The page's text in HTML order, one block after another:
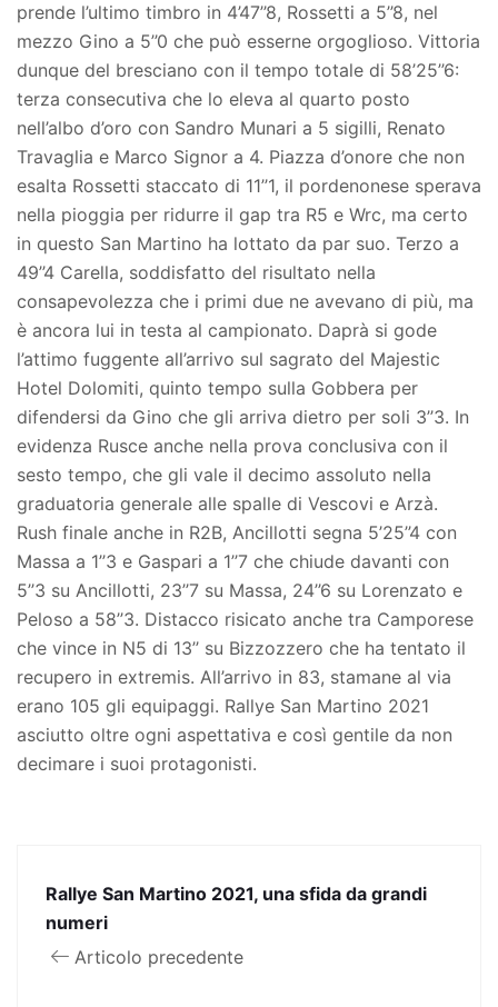
prende l’ultimo timbro in 4’47’’8, Rossetti a 5’’8, nel
mezzo Gino a 5’’0 che può esserne orgoglioso. Vittoria
dunque del bresciano con il tempo totale di 58’25’’6:
terza consecutiva che lo eleva al quarto posto
nell’albo d’oro con Sandro Munari a 5 sigilli, Renato
Travaglia e Marco Signor a 4. Piazza d’onore che non
esalta Rossetti staccato di 11’’1, il pordenonese sperava
nella pioggia per ridurre il gap tra R5 e Wrc, ma certo
in questo San Martino ha lottato da par suo. Terzo a
49’’4 Carella, soddisfatto del risultato nella
consapevolezza che i primi due ne avevano di più, ma
è ancora lui in testa al campionato. Daprà si gode
l’attimo fuggente all’arrivo sul sagrato del Majestic
Hotel Dolomiti, quinto tempo sulla Gobbera per
difendersi da Gino che gli arriva dietro per soli 3’’3. In
evidenza Rusce anche nella prova conclusiva con il
sesto tempo, che gli vale il decimo assoluto nella
graduatoria generale alle spalle di Vescovi e Arzà.
Rush finale anche in R2B, Ancillotti segna 5’25’’4 con
Massa a 1’’3 e Gaspari a 1’’7 che chiude davanti con
5’’3 su Ancillotti, 23’’7 su Massa, 24’’6 su Lorenzato e
Peloso a 58’’3. Distacco risicato anche tra Camporese
che vince in N5 di 13’’ su Bizzozzero che ha tentato il
recupero in extremis. All’arrivo in 83, stamane al via
erano 105 gli equipaggi. Rallye San Martino 2021
asciutto oltre ogni aspettativa e così gentile da non
decimare i suoi protagonisti.
Rallye San Martino 2021, una sfida da grandi
numeri
Articolo precedente